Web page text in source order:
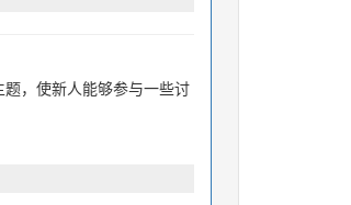
，使新人能够参与一些讨